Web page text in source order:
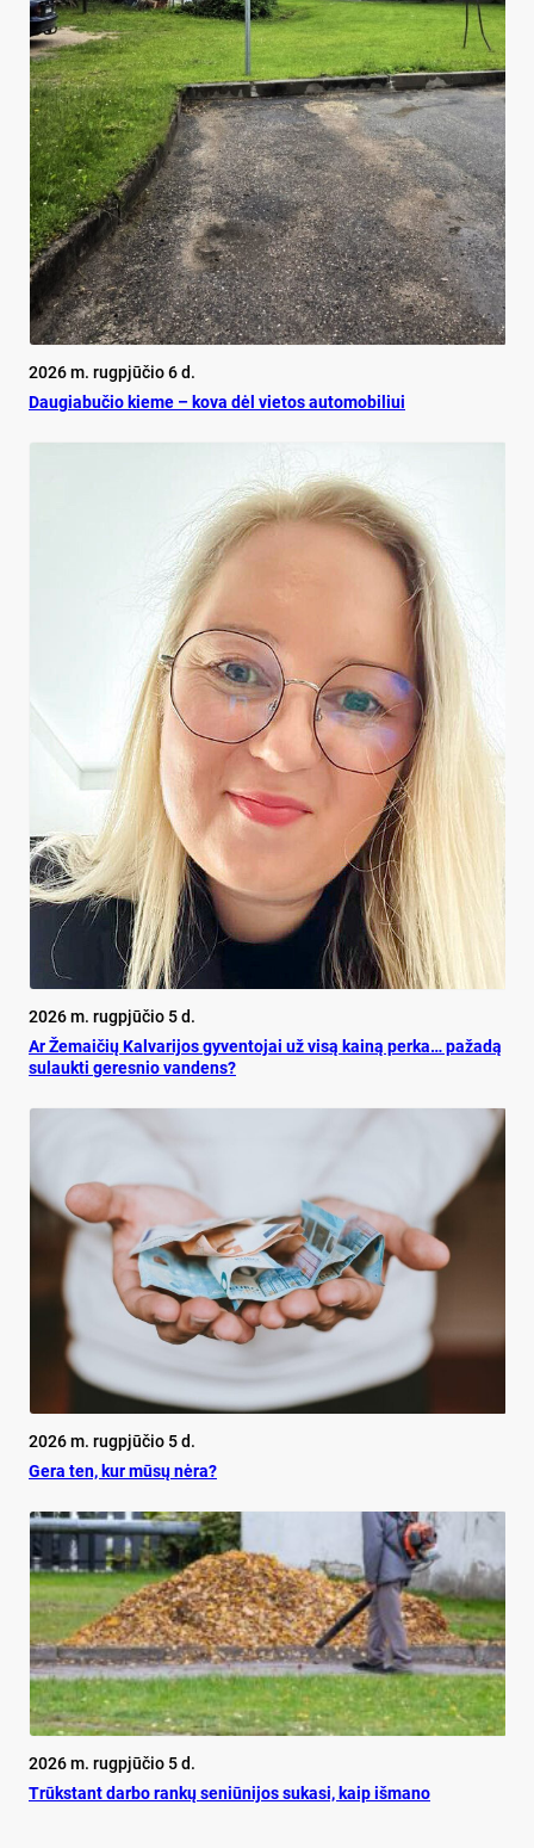
2026 m. rugpjūčio 6 d.
Dau­gia­bu­čio kie­me – ko­va dėl vie­tos au­to­mo­bi­liui
2026 m. rugpjūčio 5 d.
Ar Že­mai­čių Kal­va­ri­jos gy­ven­to­jai už vi­są kai­ną per­ka… pa­ža­dą
su­lauk­ti ge­res­nio van­dens?
2026 m. rugpjūčio 5 d.
Ge­ra ten, kur mū­sų nė­ra?
2026 m. rugpjūčio 5 d.
Trūks­tant dar­bo ran­kų se­niū­ni­jos su­ka­si, kaip iš­ma­no